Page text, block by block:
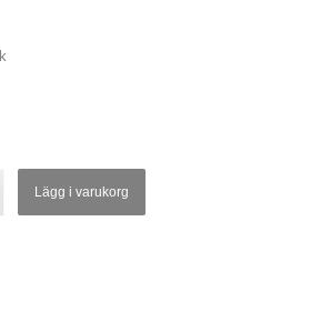
Lägg i varukorg